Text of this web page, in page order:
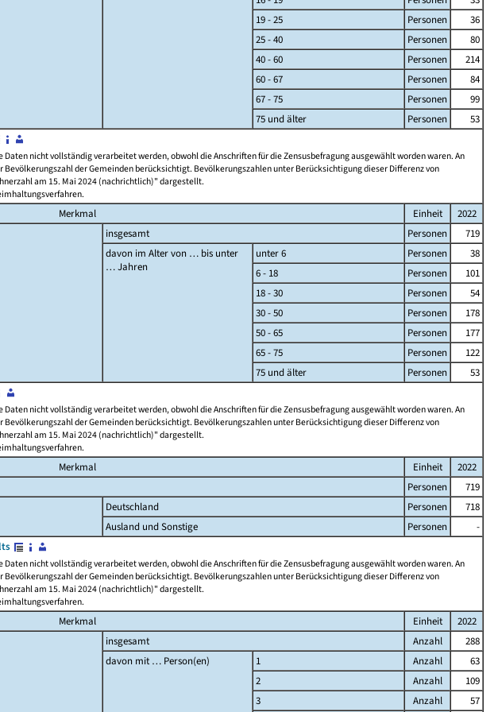
19 - 25
Personen
36
25 - 40
Personen
80
40 - 60
Personen
214
60 - 67
Personen
84
67 - 75
Personen
99
75 und älter
Personen
53
nicht vollständig verarbeitet werden, obwohl die Anschriften für die Zensusbefragung ausgewählt worden waren. An
der Gemeinden berücksichtigt. Bevölkerungszahlen unter Berücksichtigung dieser Differenz von
am 15. Mai 2024 (nachrichtlich)" dargestellt.
Merkmal Einheit
2022
insgesamt Personen
719
davon im Alter von … bis unter
… Jahren
unter 6 Personen
38
6 - 18
Personen
101
18 - 30
Personen
54
30 - 50
Personen
178
50 - 65
Personen
177
65 - 75
Personen
122
75 und älter
Personen
53
nicht vollständig verarbeitet werden, obwohl die Anschriften für die Zensusbefragung ausgewählt worden waren. An
der Gemeinden berücksichtigt. Bevölkerungszahlen unter Berücksichtigung dieser Differenz von
am 15. Mai 2024 (nachrichtlich)" dargestellt.
Merkmal Einheit
2022
Personen
719
Deutschland Personen
718
Ausland und Sonstige
Personen
-
nicht vollständig verarbeitet werden, obwohl die Anschriften für die Zensusbefragung ausgewählt worden waren. An
der Gemeinden berücksichtigt. Bevölkerungszahlen unter Berücksichtigung dieser Differenz von
am 15. Mai 2024 (nachrichtlich)" dargestellt.
Merkmal Einheit
2022
insgesamt Anzahl
288
davon mit … Person(en)
1 Anzahl
63
2
Anzahl
109
3
Anzahl
57